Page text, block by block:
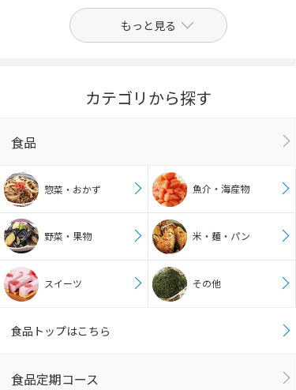
もっと見る
カテゴリから探す
食品
惣菜・おかず 魚介・海産物
野菜・果物 米・麺・パン
スイーツ その他
食品トップはこちら
食品定期コース